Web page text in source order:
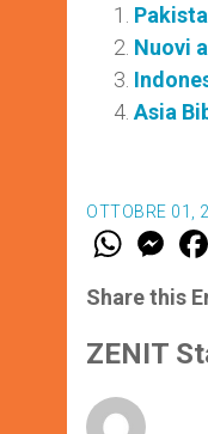
Nuovi
Asia
OTTOBRE 01,
W
t
s
p
p
M
e
s
e
g
e
Share this
ZENIT